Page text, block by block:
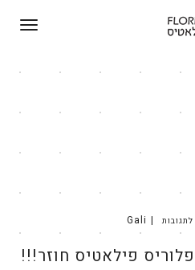
פה??
מרתון
Gali
פילאטיס חוזר!!!